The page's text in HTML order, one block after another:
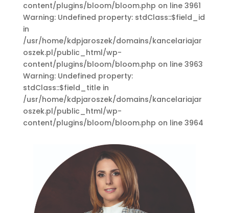
content/plugins/bloom/bloom.php on line 3961
Warning: Undefined property: stdClass::$field_id
in
/usr/home/kdpjaroszek/domains/kancelariajar
oszek.pl/public_html/wp-
content/plugins/bloom/bloom.php on line 3963
Warning: Undefined property:
stdClass::$field_title in
/usr/home/kdpjaroszek/domains/kancelariajar
oszek.pl/public_html/wp-
content/plugins/bloom/bloom.php on line 3964